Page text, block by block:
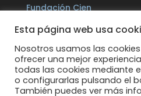
Fundación Cien
Fundación Por un Mañana
Fundación Tase
Alzheimer Europe
Esta página web usa
Nosotros usamos las
ofrecer una mejor
todas las cookies mediante
o configurarlas pulsando el
También puedes ver más